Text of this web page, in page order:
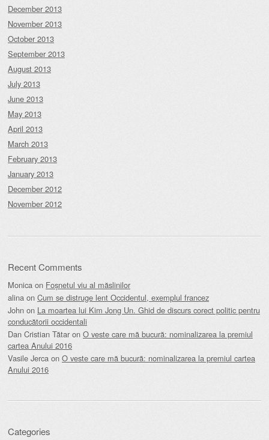
December 2013
November 2013
October 2013
September 2013
August 2013
July 2013
June 2013
May 2013
April 2013
March 2013
February 2013
January 2013
December 2012
November 2012
Recent Comments
Monica on Foșnetul viu al măslinilor
alina on Cum se distruge lent Occidentul, exemplul francez
John on La moartea lui Kim Jong Un. Ghid de discurs corect politic pentru
conducătorii occidentali
Dan Cristian Tătar on O veste care mă bucură: nominalizarea la premiul
cartea Anului 2016
Vasile Jerca on O veste care mă bucură: nominalizarea la premiul cartea
Anului 2016
Categories